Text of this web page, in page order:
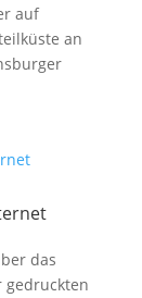
auf
an
das
gedruckten